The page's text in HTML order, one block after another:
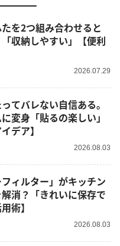
を2つ組み合わせると
「収納しやすい」【便利
2026.07.29
てバレない自信ある。
変身「貼るの楽しい」
デア】
2026.08.03
ィルター」がキッチン
消？「きれいに保存で
術】
2026.08.03